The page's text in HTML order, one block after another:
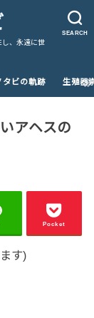
SEARCH
、永遠に世
タビの軌跡 生殖器
アヘスの
Pocket
す)